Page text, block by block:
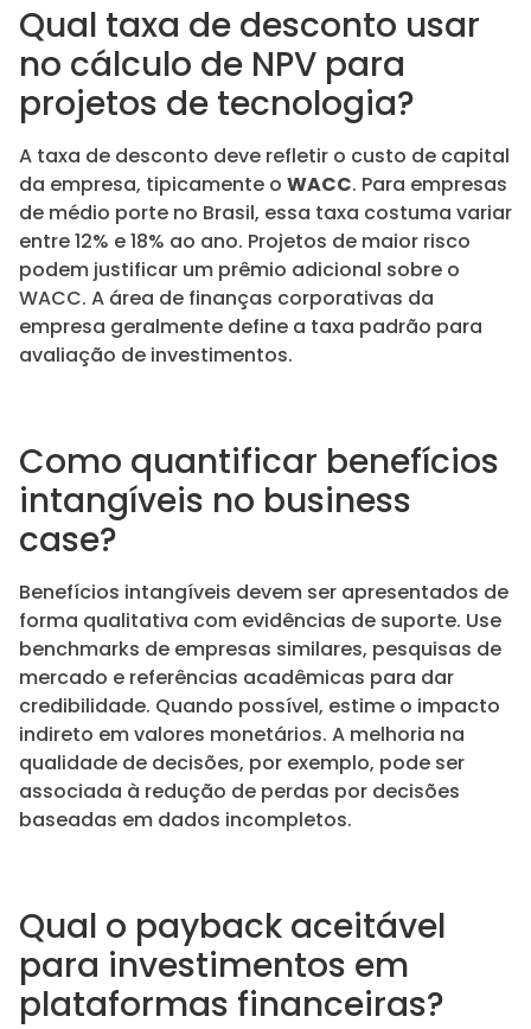
Qual taxa de desconto usar
no cálculo de NPV para
projetos de tecnologia?
A taxa de desconto deve refletir o custo de capital
da empresa, tipicamente o WACC. Para empresas
de médio porte no Brasil, essa taxa costuma variar
entre 12% e 18% ao ano. Projetos de maior risco
podem justificar um prêmio adicional sobre o
WACC. A área de finanças corporativas da
empresa geralmente define a taxa padrão para
avaliação de investimentos.
Como quantificar benefícios
intangíveis no business
case?
Benefícios intangíveis devem ser apresentados de
forma qualitativa com evidências de suporte. Use
benchmarks de empresas similares, pesquisas de
mercado e referências acadêmicas para dar
credibilidade. Quando possível, estime o impacto
indireto em valores monetários. A melhoria na
qualidade de decisões, por exemplo, pode ser
associada à redução de perdas por decisões
baseadas em dados incompletos.
Qual o payback aceitável
para investimentos em
plataformas financeiras?